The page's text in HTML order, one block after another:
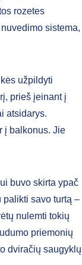
rozetes
sistema,
užpildyti
prieš įeinant į
atsidarys.
į balkonus. Jie
buvo skirta ypač
palikti savo turtą –
nulemti tokių
priemonių
dviračių saugyklų